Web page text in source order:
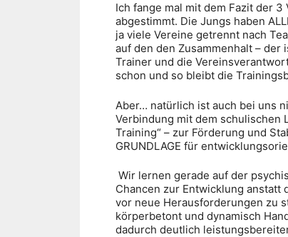
Ich fange mal mit dem Fazit der
abgestimmt. Die Jungs haben
ja viele Vereine getrennt nach
auf den den Zusammenhalt –
Trainer und die
schon und so bleibt die
Aber… natürlich ist auch bei uns
Verbindung mit dem schulischen
Training“ – zur Förderung und
GRUNDLAGE für
Wir lernen gerade auf der
Chancen zur Entwicklung
vor neue Herausforderungen zu
körperbetont und dynamisch
dadurch deutlich